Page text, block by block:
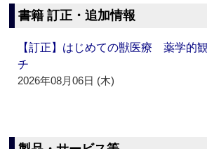
書籍 訂正・追加情報
【訂正】はじめての獣医療 薬学的
チ
2026年08月06日 (木)